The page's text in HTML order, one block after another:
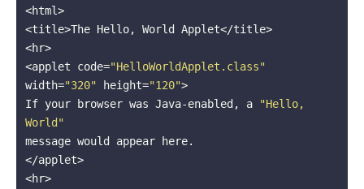
<html>
<title>The Hello, World Applet</title>
<hr>
<applet code="HelloWorldApplet.class"
width="320" height="120">
If your browser was Java-enabled, a
"Hello,
World"
message would appear here.
</applet>
<hr>